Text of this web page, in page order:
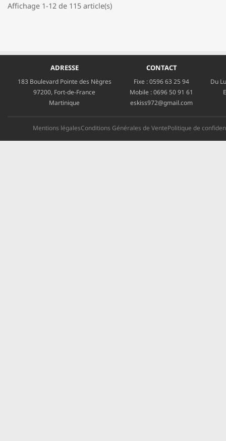
Affichage 1-12 de 115 article(s)
ADRESSE
183 Boulevard Pointe des Nègres
97200, Fort-de-France
Martinique
CONTACT
Fixe :0596 63 25 94
Mobile :0696 50 91 61
eskiss972@gmail.com
Du
Mentions légalesConditions Générales de VentePolitique de